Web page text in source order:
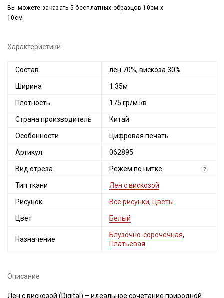
Вы можете заказать 5 бесплатных образцов 10см x
10см
Характеристики
Состав лен 70%, вискоза 30%
Ширина 1.35м
Плотность 175 гр/м.кв
Страна производитель Китай
Особенности Цифровая печать
Артикул 062895
Вид отреза Режем по нитке ?
Тип ткани Лен с вискозой
Рисунок Все рисунки, Цветы
Цвет Белый
Назначение
Блузочно-сорочечная,
Платьевая
Описание
Лен с вискозой (Digital) – идеальное сочетание природной